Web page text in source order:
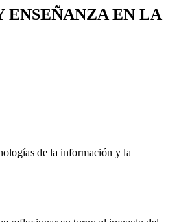
ENSEÑANZA EN LA
de la información y la